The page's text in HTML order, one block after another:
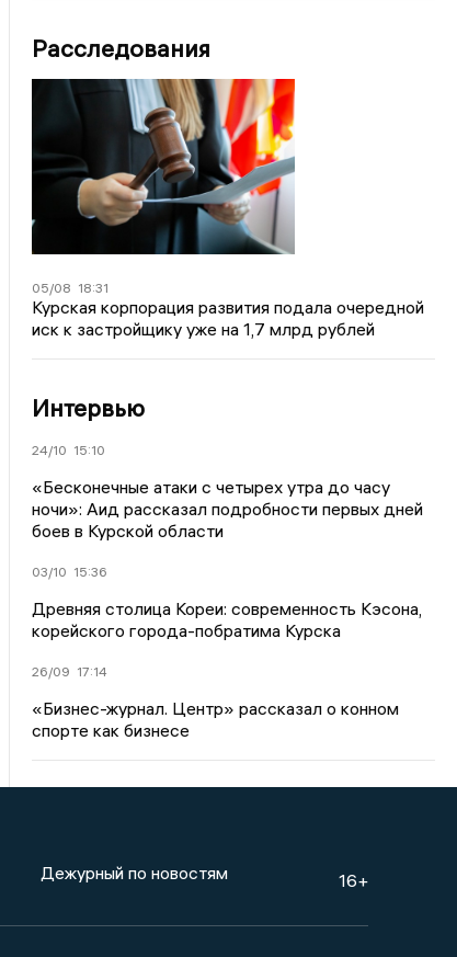
Расследования
05/08 18:31
Курская корпорация развития подала очередной
иск к застройщику уже на 1,7 млрд рублей
Интервью
24/10 15:10
«Бесконечные атаки с четырех утра до часу
ночи»: Аид рассказал подробности первых дней
боев в Курской области
03/10 15:36
Древняя столица Кореи: современность Кэсона,
корейского города-побратима Курска
26/09 17:14
«Бизнес-журнал. Центр» рассказал о конном
спорте как бизнесе
Дежурный по новостям 16+